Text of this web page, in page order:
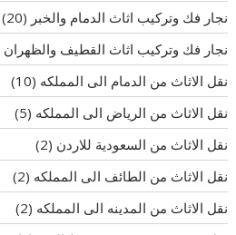
نجار فك وتركيب اثاث الدمام والخبر (20)
نجار فك وتركيب اثاث القطيف والظهران
نقل الاثاث من الدمام الى المملكه (10)
نقل الاثاث من الرياض الى المملكه (5)
نقل الاثاث من السعودية للاردن (2)
نقل الاثاث من الطائف الى المملكه (2)
نقل الاثاث من المدينه الى المملكه (2)